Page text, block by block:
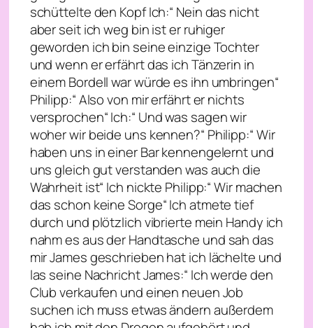
schüttelte den Kopf Ich:“ Nein das nicht
aber seit ich weg bin ist er ruhiger
geworden ich bin seine einzige Tochter
und wenn er erfährt das ich Tänzerin in
einem Bordell war würde es ihn umbringen“
Philipp:“ Also von mir erfährt er nichts
versprochen“ Ich:“ Und was sagen wir
woher wir beide uns kennen?“ Philipp:“ Wir
haben uns in einer Bar kennengelernt und
uns gleich gut verstanden was auch die
Wahrheit ist“ Ich nickte Philipp:“ Wir machen
das schon keine Sorge“ Ich atmete tief
durch und plötzlich vibrierte mein Handy ich
nahm es aus der Handtasche und sah das
mir James geschrieben hat ich lächelte und
las seine Nachricht James:“ Ich werde den
Club verkaufen und einen neuen Job
suchen ich muss etwas ändern außerdem